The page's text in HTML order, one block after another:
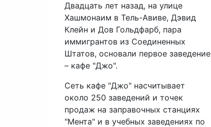
Двадцать лет назад, на улице
Хашмонаим в Тель-Авиве, Дэвид
Клейн и Дов Гольдфарб, пара
иммигрантов из Соединенных
Штатов, основали первое заведение
– кафе "Джо".
Сеть кафе "Джо" насчитывает
около 250 заведений и точек
продаж на заправочных станциях
"Мента" и в учебных заведениях по